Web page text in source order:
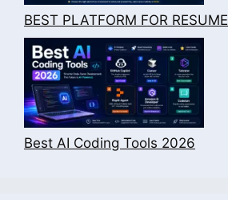
BEST PLATFORM FOR RESUME
Best AI Coding Tools 2026